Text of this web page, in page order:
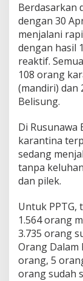
Berdasarkan
dengan 30
menjalani
dengan hasil
reaktif.
108 orang
(mandiri) dan
Belisung.
Di Rusunawa
karantina
sedang
tanpa
dan pilek.
Untuk PPTG,
1.564 orang
3.735 orang
Orang Dalam
orang, 5
orang sudah